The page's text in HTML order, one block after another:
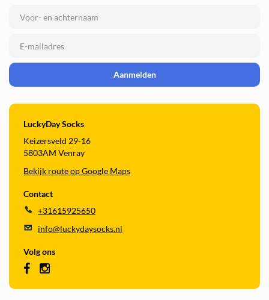
Aanmelden
LuckyDay Socks
Keizersveld 29-16
5803AM Venray
Bekijk route op Google Maps
Contact
+31615925650
info@luckydaysocks.nl
Volg ons